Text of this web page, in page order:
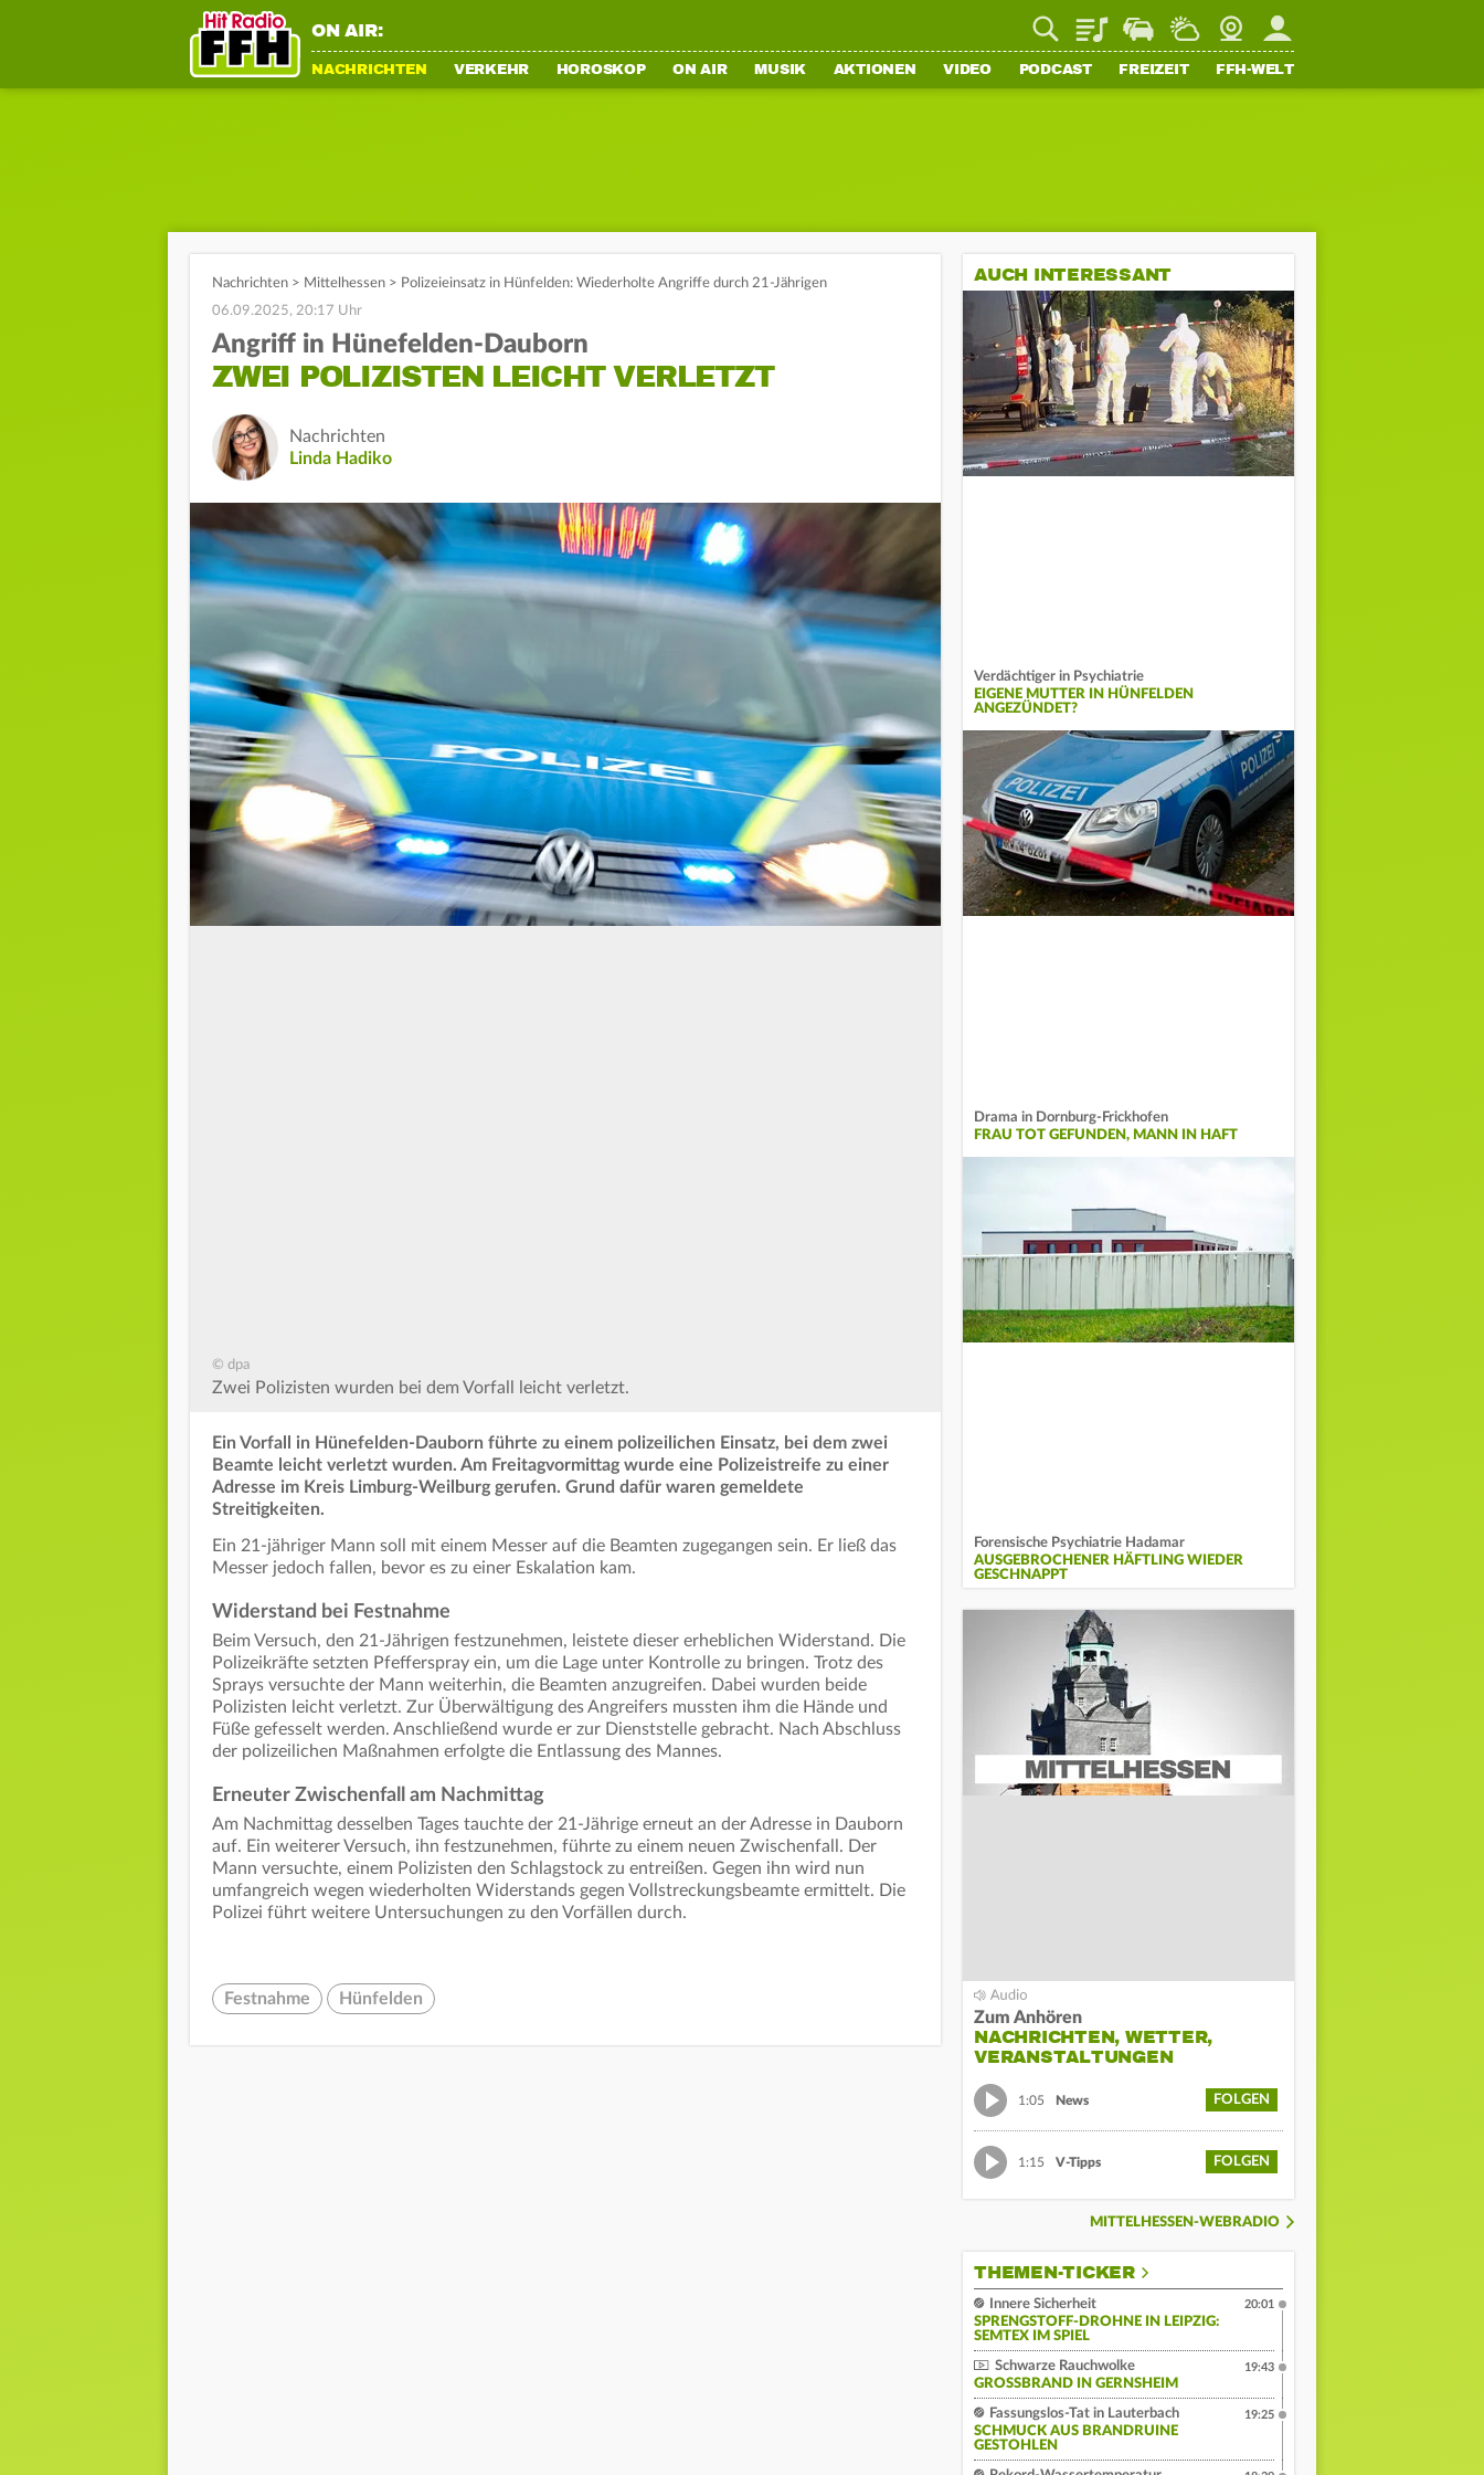
ON AIR: PlaylistStaupilotWetterWebcamMein FFH
NACHRICHTEN VERKEHR HOROSKOP ON AIR MUSIK AKTIONEN VIDEO PODCAST FREIZEIT FFH-WELT
Nachrichten > Mittelhessen > Polizeieinsatz in Hünfelden: Wiederholte Angriffe durch 21-Jährigen
06.09.2025, 20:17 Uhr
Angriff in Hünefelden-Dauborn
ZWEI POLIZISTEN LEICHT VERLETZT
Nachrichten
Linda Hadiko
© dpa
Zwei Polizisten wurden bei dem Vorfall leicht verletzt.
Ein Vorfall in Hünefelden-Dauborn führte zu einem polizeilichen Einsatz, bei dem zwei
Beamte leicht verletzt wurden. Am Freitagvormittag wurde eine Polizeistreife zu einer
Adresse im Kreis Limburg-Weilburg gerufen. Grund dafür waren gemeldete
Streitigkeiten.
Ein 21-jähriger Mann soll mit einem Messer auf die Beamten zugegangen sein. Er ließ das
Messer jedoch fallen, bevor es zu einer Eskalation kam.
Widerstand bei Festnahme
Beim Versuch, den 21-Jährigen festzunehmen, leistete dieser erheblichen Widerstand. Die
Polizeikräfte setzten Pfefferspray ein, um die Lage unter Kontrolle zu bringen. Trotz des
Sprays versuchte der Mann weiterhin, die Beamten anzugreifen. Dabei wurden beide
Polizisten leicht verletzt. Zur Überwältigung des Angreifers mussten ihm die Hände und
Füße gefesselt werden. Anschließend wurde er zur Dienststelle gebracht. Nach Abschluss
der polizeilichen Maßnahmen erfolgte die Entlassung des Mannes.
Erneuter Zwischenfall am Nachmittag
Am Nachmittag desselben Tages tauchte der 21-Jährige erneut an der Adresse in Dauborn
auf. Ein weiterer Versuch, ihn festzunehmen, führte zu einem neuen Zwischenfall. Der
Mann versuchte, einem Polizisten den Schlagstock zu entreißen. Gegen ihn wird nun
umfangreich wegen wiederholten Widerstands gegen Vollstreckungsbeamte ermittelt. Die
Polizei führt weitere Untersuchungen zu den Vorfällen durch.
Festnahme Hünfelden
AUCH INTERESSANT
Verdächtiger in Psychiatrie
EIGENE MUTTER IN HÜNFELDEN
ANGEZÜNDET?
Drama in Dornburg-Frickhofen
FRAU TOT GEFUNDEN, MANN IN HAFT
Forensische Psychiatrie Hadamar
AUSGEBROCHENER HÄFTLING WIEDER
GESCHNAPPT
Zum Anhören
NACHRICHTEN, WETTER,
VERANSTALTUNGEN
1:05 News FOLGEN
1:15 V-Tipps FOLGEN
MITTELHESSEN-WEBRADIO
THEMEN-TICKER
Innere Sicherheit
SPRENGSTOFF-DROHNE IN LEIPZIG:
SEMTEX IM SPIEL
20:01
Schwarze Rauchwolke
GROSSBRAND IN GERNSHEIM
19:43
Fassungslos-Tat in Lauterbach
SCHMUCK AUS BRANDRUINE
GESTOHLEN
19:25